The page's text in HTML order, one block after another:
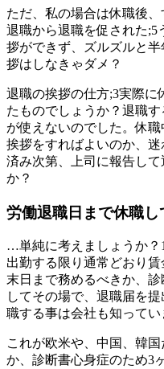
ただ、私の場合は休職後、
退職から退職を促された;5
拶ができず、ズルズルと
拶はしなきゃダメ？
退職の挨拶の仕方;3実際に
たものでしょうか？退職
が使えないのでした。休
挨拶をすればよいのか、
済み次第、上司に報告し
か？
労働退職日まで休職し
…単純に考えましょうか？
出勤する限り通常どおり
末日まで務めるべきか、
してその場で、退職届を
職する事は会社も知ってい
これが欧米や、中国、韓
か、診断書心身症のため3